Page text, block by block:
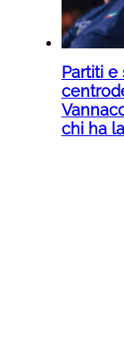
Partiti
chi ha